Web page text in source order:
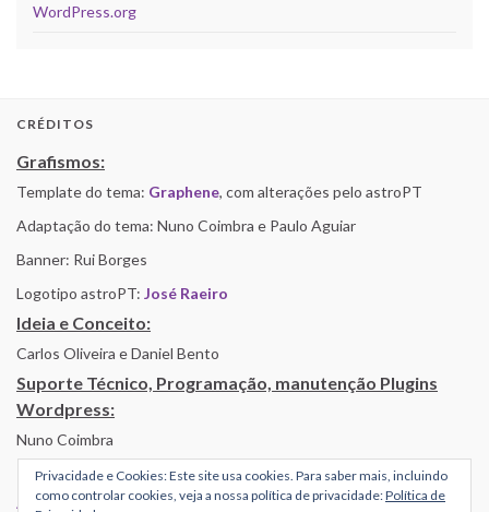
WordPress.org
CRÉDITOS
Grafismos:
Template do tema: Graphene, com alterações pelo astroPT
Adaptação do tema: Nuno Coimbra e Paulo Aguiar
Banner: Rui Borges
Logotipo astroPT: José Raeiro
Ideia e Conceito:
Carlos Oliveira e Daniel Bento
Suporte Técnico, Programação, manutenção Plugins
Wordpress:
Nuno Coimbra
Alojamento por Simbiose
Privacidade e Cookies: Este site usa cookies. Para saber mais, incluindo
como controlar cookies, veja a nossa política de privacidade:Política de